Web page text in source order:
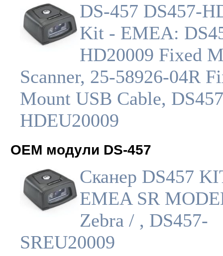
DS-457 DS457-
Kit - EMEA:
HD20009 Fixed
Scanner, 25-58926-04R
Mount USB Cable,
HDEU20009
OEM модули DS-457
Сканер DS457
EMEA SR
Zebra / , DS457-
SREU20009